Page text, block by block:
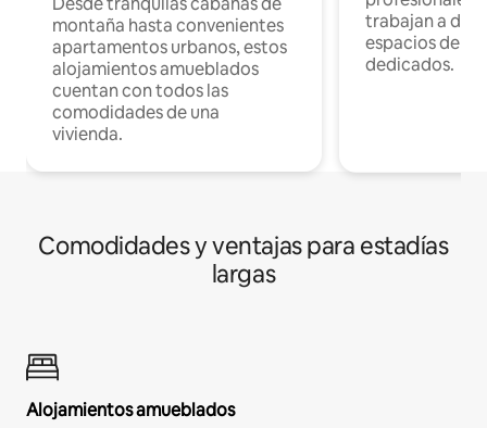
montaña hasta convenientes
apartamentos urbanos, estos
alojamientos amueblados
cuentan con todos las
comodidades de una
vivienda.
trabajan a
espacios de
dedicados.
Comodidades y ventajas para estadías
largas
Alojamientos amueblados